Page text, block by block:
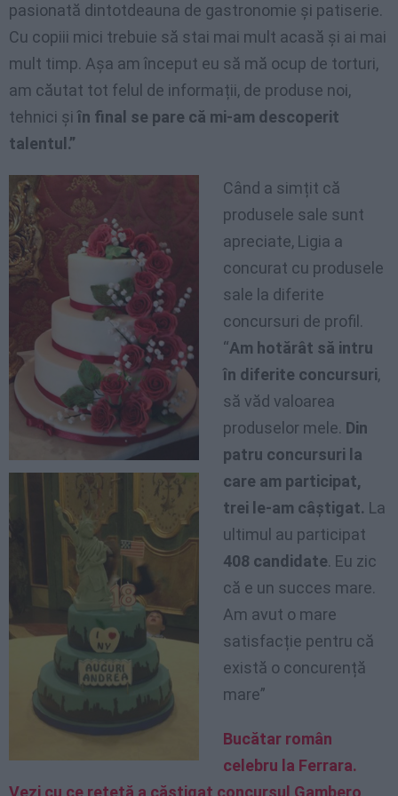
pasionată dintotdeauna de gastronomie și patiserie.
Cu copiii mici trebuie să stai mai mult acasă și ai mai
mult timp. Așa am început eu să mă ocup de torturi,
am căutat tot felul de informații, de produse noi,
tehnici și în final se pare că mi-am descoperit
talentul.”
Când a simțit că
produsele sale sunt
apreciate, Ligia a
concurat cu produsele
sale la diferite
concursuri de profil.
“Am hotărât să intru
în diferite concursuri,
să văd valoarea
produselor mele. Din
patru concursuri la
care am participat,
trei le-am câștigat. La
ultimul au participat
408 candidate. Eu zic
că e un succes mare.
Am avut o mare
satisfacție pentru că
există o concurență
mare”
Bucătar român
celebru la Ferrara.
Vezi cu ce rețetă a căștigat concursul Gambero